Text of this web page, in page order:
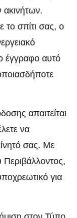
το σπίτι σας, ο
έγγραφο αυτό
απαιτείται
να
σας. Με
Περιβάλλοντος,
για